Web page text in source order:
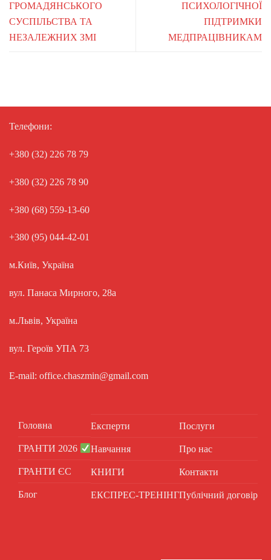
ГРОМАДЯНСЬКОГО
СУСПІЛЬСТВА ТА
НЕЗАЛЕЖНИХ ЗМІ
ПСИХОЛОГІЧНОЇ
ПІДТРИМКИ
МЕДПРАЦІВНИКАМ
Телефони:
+380 (32) 226 78 79
+380 (32) 226 78 90
+380 (68) 559-13-60
+380 (95) 044-42-01
м.Київ, Україна
вул. Панаса Мирного, 28а
м.Львів, Україна
вул. Героїв УПА 73
E-mail: office.chaszmin@gmail.com
Головна
ГРАНТИ 2026
ГРАНТИ ЄС
Блог
Експерти
Навчання
КНИГИ
ЕКСПРЕС-ТРЕНІНГ
Послуги
Про нас
Контакти
Публічний договір